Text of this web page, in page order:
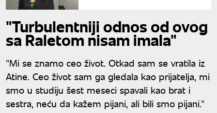
"Turbulentniji odnos od ovog
sa Raletom nisam imala"
"Mi se znamo ceo život. Otkad sam se vratila iz
Atine. Ceo život sam ga gledala kao prijatelja, mi
smo u studiju šest meseci spavali kao brat i
sestra, neću da kažem pijani, ali bili smo pijani."